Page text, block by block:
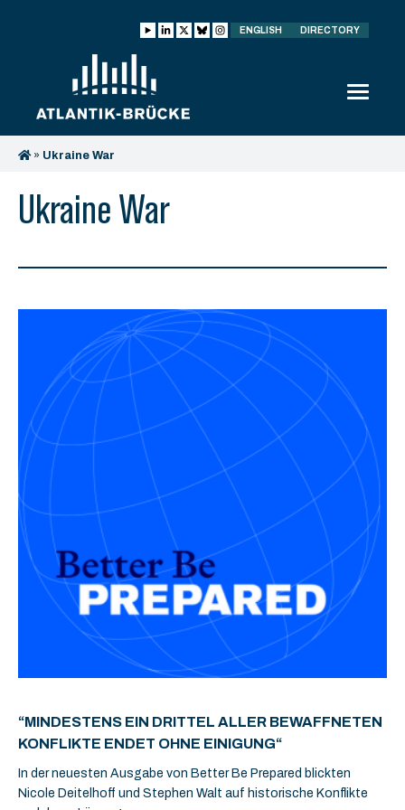
ENGLISH DIRECTORY
» Ukraine War
Ukraine War
“MINDESTENS EIN DRITTEL ALLER BEWAFFNETEN
KONFLIKTE ENDET OHNE EINIGUNG“
In der neuesten Ausgabe von Better Be Prepared blickten
Nicole Deitelhoff und Stephen Walt auf historische Konflikte